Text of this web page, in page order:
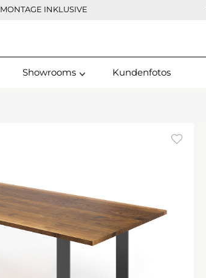
MONTAGE INKLUSIVE
Showrooms Kundenfotos